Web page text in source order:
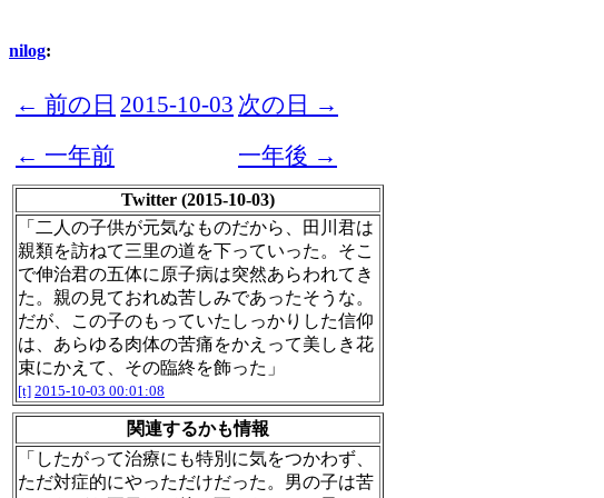
nilog:
← 前の日 2015-10-03 次の日 →
← 一年前
一年後 →
Twitter (2015-10-03)
「二人の子供が元気なものだから、田川君は
親類を訪ねて三里の道を下っていった。そこ
で伸治君の五体に原子病は突然あらわれてき
た。親の見ておれぬ苦しみであったそうな。
だが、この子のもっていたしっかりした信仰
は、あらゆる肉体の苦痛をかえって美しき花
束にかえて、その臨終を飾った」
[t] 2015-10-03 00:01:08
関連するかも情報
「したがって治療にも特別に気をつかわず、
ただ対症的にやっただけだった。男の子は苦